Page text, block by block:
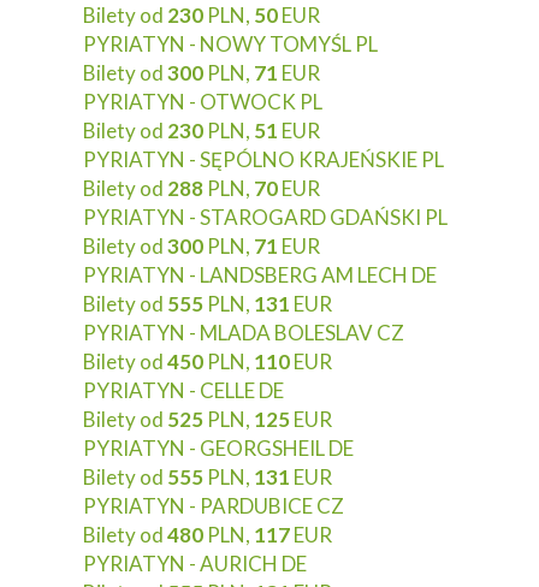
Bilety od 230 PLN, 50EUR
PYRIATYN - NOWY TOMYŚL PL
Bilety od300 PLN, 71 EUR
PYRIATYN - OTWOCK PL
Bilety od 230 PLN, 51 EUR
PYRIATYN - SĘPÓLNO KRAJEŃSKIE PL
Bilety od 288 PLN, 70EUR
PYRIATYN - STAROGARD GDAŃSKI PL
Bilety od300 PLN, 71 EUR
PYRIATYN - LANDSBERG AM LECH DE
Bilety od 555 PLN, 131 EUR
PYRIATYN - MLADA BOLESLAV CZ
Bilety od450 PLN, 110EUR
PYRIATYN - CELLE DE
Bilety od 525 PLN, 125EUR
PYRIATYN - GEORGSHEIL DE
Bilety od 555 PLN, 131 EUR
PYRIATYN - PARDUBICE CZ
Bilety od480 PLN, 117EUR
PYRIATYN - AURICH DE